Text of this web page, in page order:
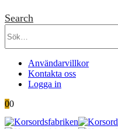
Search
Användarvillkor
Kontakta oss
Logga in
00